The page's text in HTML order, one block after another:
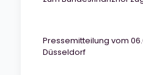
Pressemitteilung vom
Düsseldorf